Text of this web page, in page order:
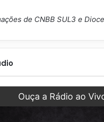
de CNBB SUL3 e
Ouça a Rádio ao